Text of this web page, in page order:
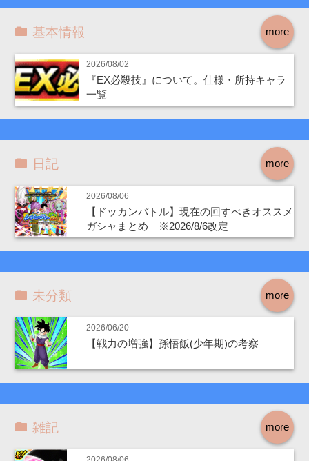
more
基本情報
2026/08/02
『EX必殺技』について。仕様・所持キャラ
一覧
more
日記
2026/08/06
【ドッカンバトル】現在の回すべきオススメ
ガシャまとめ ※2026/8/6改定
more
未分類
2026/06/20
【戦力の増強】孫悟飯(少年期)の考察
more
雑記